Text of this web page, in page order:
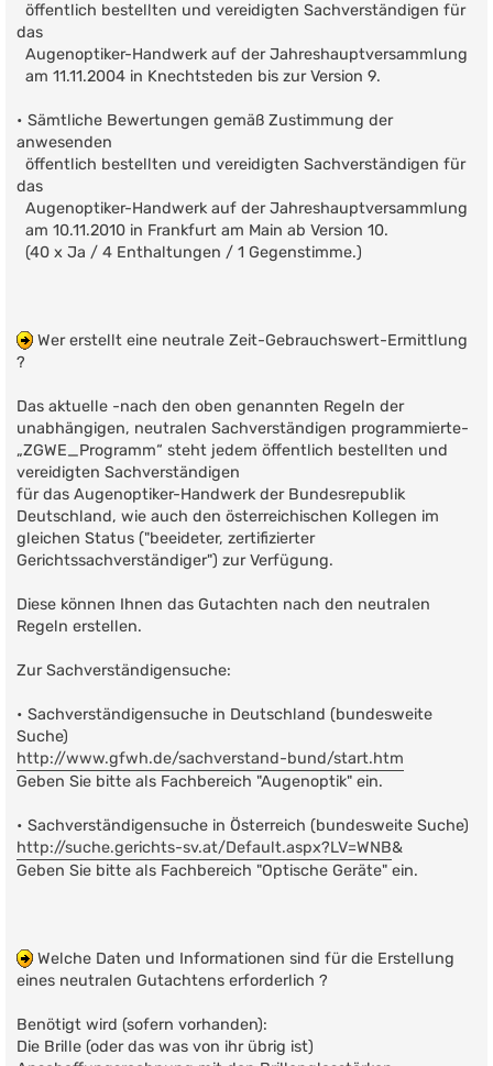
öffentlich bestellten und vereidigten Sachverständigen für
das
Augenoptiker-Handwerk auf der Jahreshauptversammlung
am 11.11.2004 in Knechtsteden bis zur Version 9.
• Sämtliche Bewertungen gemäß Zustimmung der
anwesenden
öffentlich bestellten und vereidigten Sachverständigen für
das
Augenoptiker-Handwerk auf der Jahreshauptversammlung
am 10.11.2010 in Frankfurt am Main ab Version 10.
(40 x Ja / 4 Enthaltungen / 1 Gegenstimme.)
Wer erstellt eine neutrale Zeit-Gebrauchswert-Ermittlung
?
Das aktuelle -nach den oben genannten Regeln der
unabhängigen, neutralen Sachverständigen programmierte-
„ZGWE_Programm“ steht jedem öffentlich bestellten und
vereidigten Sachverständigen
für das Augenoptiker-Handwerk der Bundesrepublik
Deutschland, wie auch den österreichischen Kollegen im
gleichen Status ("beeideter, zertifizierter
Gerichtssachverständiger") zur Verfügung.
Diese können Ihnen das Gutachten nach den neutralen
Regeln erstellen.
Zur Sachverständigensuche:
• Sachverständigensuche in Deutschland (bundesweite
Suche)
http://www.gfwh.de/sachverstand-bund/start.htm
Geben Sie bitte als Fachbereich "Augenoptik" ein.
• Sachverständigensuche in Österreich (bundesweite Suche)
http://suche.gerichts-sv.at/Default.aspx?LV=WNB&
Geben Sie bitte als Fachbereich "Optische Geräte" ein.
Welche Daten und Informationen sind für die Erstellung
eines neutralen Gutachtens erforderlich ?
Benötigt wird (sofern vorhanden):
Die Brille (oder das was von ihr übrig ist)